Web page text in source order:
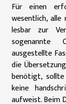
Für einen
wesentlich,
lesbar zur
sogenannte
ausgestellte
die
benötigt, sollte
keine
aufweist. Beim